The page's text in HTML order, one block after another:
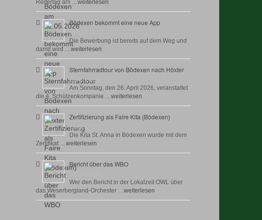
Reitertag am …weiterlesen
Bödexen bekommt eine neue App
28 April, 2026
Die Bewerbung ist bereits auf dem Weg und
damit wird …weiterlesen
Sternfahrradtour von Bödexen nach Höxter
23 April, 2026
Am Sonntag, den 26. April 2026, veranstaltet
die 4. Schützenkompanie …weiterlesen
Zertifizierung als Faire Kita (Bödexen)
17 April, 2026
Die Kita St. Anna in Bödexen wurde mit dem
Zertifikat …weiterlesen
Bericht über das WBO
Wer den Bericht in der Lokalzeit OWL über
das Weserbergland-Orchester …weiterlesen